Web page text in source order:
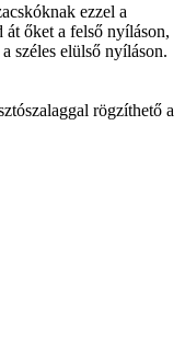
ezzel a
át őket a felső nyíláson,
széles elülső nyíláson.
rögzíthető a